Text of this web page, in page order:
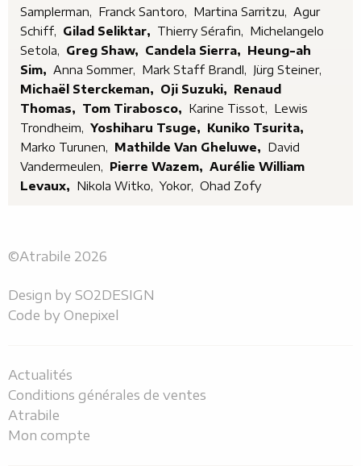
Samplerman, Franck Santoro, Martina Sarritzu, Agur
Schiff, Gilad Seliktar, Thierry Sérafin, Michelangelo
Setola, Greg Shaw, Candela Sierra, Heung-ah
Sim, Anna Sommer, Mark Staff Brandl, Jürg Steiner,
Michaël Sterckeman,
Oji Suzuki, Renaud
Thomas, Tom Tirabosco, Karine Tissot, Lewis
Trondheim, Yoshiharu Tsuge, Kuniko Tsurita,
Marko Turunen, Mathilde Van Gheluwe, David
Vandermeulen, Pierre Wazem, Aurélie William
Levaux, Nikola Witko, Yokor, Ohad Zofy
©Atrabile 2026
Design by SO2DESIGN
Code by Onepixel
Actualités
Conditions générales de ventes
Atrabile
Mon compte